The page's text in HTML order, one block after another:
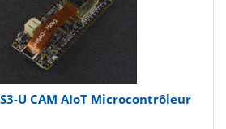
U CAM AIoT Microcontrôleur